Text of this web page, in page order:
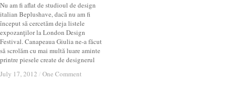
Nu am fi aflat de studioul de design
italian Beplushave, dacă nu am fi
început să cercetăm deja listele
expozanţilor la London Design
Festival. Canapeaua Giulia ne-a făcut
să scrolăm cu mai multă luare aminte
printre piesele create de designerul
July 17, 2012 / One Comment
July 17, 2012 / One Comment